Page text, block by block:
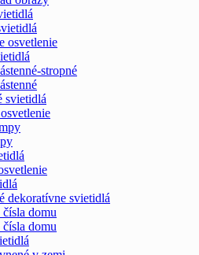
osvetlenie
stropné
svietidlá
dekoratívne svietidlá
domu
domu